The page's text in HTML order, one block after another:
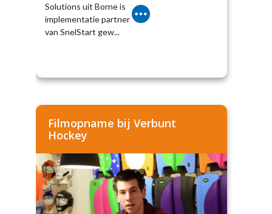
Solutions uit Borne is
implementatie partner
van SnelStart gew...
Filmopname bij Verbunt
Hockey